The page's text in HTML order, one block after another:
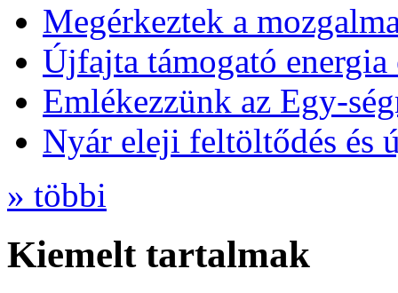
Megérkeztek a
Újfajta támogató
Emlékezzünk az Egy-
Nyár eleji feltöltődés és
» többi
Kiemelt tartalmak